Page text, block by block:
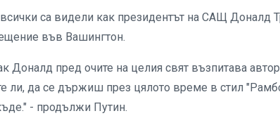
са видели как президентът на САЩ Доналд
във Вашингтон.
Доналд пред очите на целия свят възпитава
ли, да се държиш през цялото време в стил
- продължи Путин.